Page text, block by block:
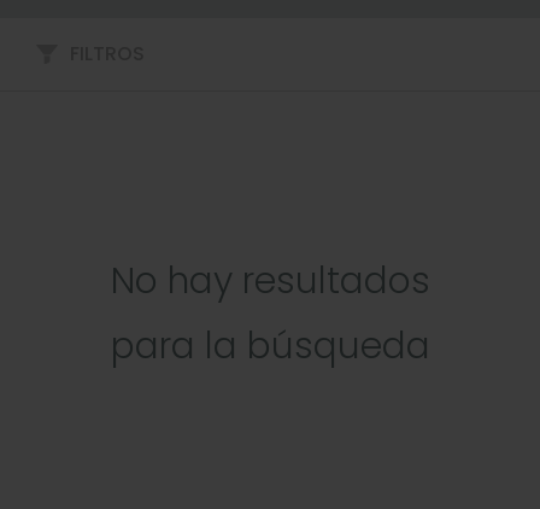
No hay resultados
para la búsqueda